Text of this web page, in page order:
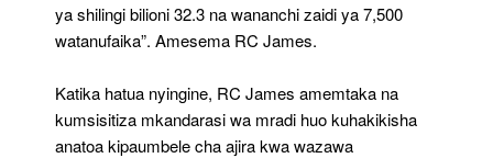
ya shilingi bilioni 32.3 na wananchi zaidi ya 7,500
watanufaika”. Amesema RC James.
Katika hatua nyingine, RC James amemtaka na
kumsisitiza mkandarasi wa mradi huo kuhakikisha
anatoa kipaumbele cha ajira kwa wazawa